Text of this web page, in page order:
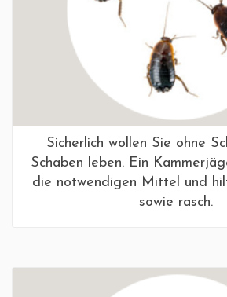
Sicherlich wollen Sie ohne
Schaben leben. Ein
die notwendigen Mittel und
sowie rasch.